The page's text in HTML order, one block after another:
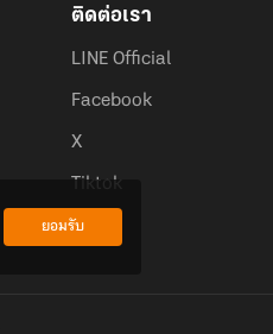
ติดต่อเรา
LINE Official
Facebook
X
Tiktok
ยอมรับ